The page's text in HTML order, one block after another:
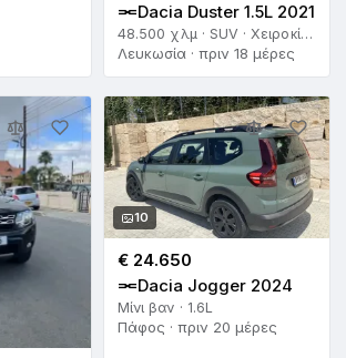
Dacia Duster 1.5L 2021
48.500 χλμ · SUV · Χειροκίνητο
Λευκωσία · πριν 18 μέρες
10
€ 24.650
Dacia Jogger 2024
Μίνι βαν · 1.6L
Πάφος · πριν 20 μέρες